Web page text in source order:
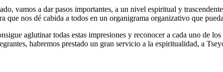
vamos a dar pasos importantes, a un nivel espiritual y
que nos dé cabida a todos en un organigrama organizativo que
aglutinar todas estas impresiones y reconocer a cada uno de
habremos prestado un gran servicio a la espiritualidad, a